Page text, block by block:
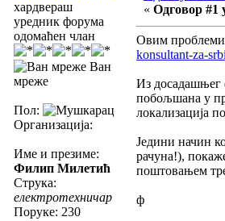
хардвераш
уредник форума
одомаћен члан
Ван
мреже
Пол:
Организација:
Име и презиме:
Филип Милетић
Струка:
електротехничар
Поруке: 230
« Одговор #1
Овим
konsultant-za-
Из досадашњег
побољшана у
локализација
Једини начин
рачуна!),
поштовањем
ф